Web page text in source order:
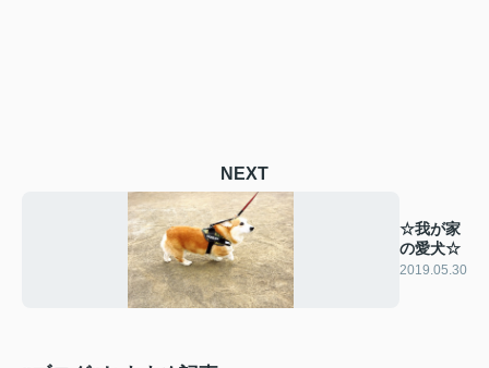
NEXT
☆我が家
の愛犬☆
2019.05.30